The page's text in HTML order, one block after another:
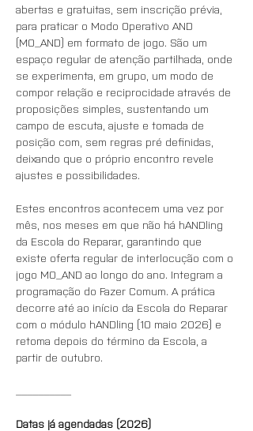
abertas e gratuitas, sem inscrição prévia,
para praticar o Modo Operativo AND
(MO_AND) em formato de jogo. São um
espaço regular de atenção partilhada, onde
se experimenta, em grupo, um modo de
compor relação e reciprocidade através de
proposições simples, sustentando um
campo de escuta, ajuste e tomada de
posição com, sem regras pré definidas,
deixando que o próprio encontro revele
ajustes e possibilidades.
Estes encontros acontecem uma vez por
mês, nos meses em que não há hANDling
da Escola do Reparar, garantindo que
existe oferta regular de interlocução com o
jogo MO_AND ao longo do ano. Integram a
programação do Fazer Comum. A prática
decorre até ao início da Escola do Reparar
com o módulo hANDling (10 maio 2026) e
retoma depois do término da Escola, a
partir de outubro.
Datas já agendadas (2026)